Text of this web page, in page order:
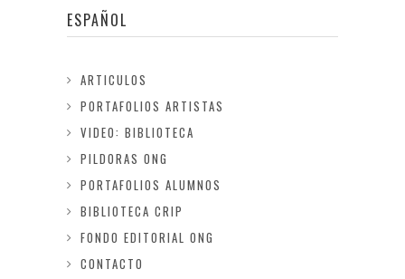
ESPAÑOL
ARTICULOS
PORTAFOLIOS ARTISTAS
VIDEO: BIBLIOTECA
PILDORAS ONG
PORTAFOLIOS ALUMNOS
BIBLIOTECA CRIP
FONDO EDITORIAL ONG
CONTACTO